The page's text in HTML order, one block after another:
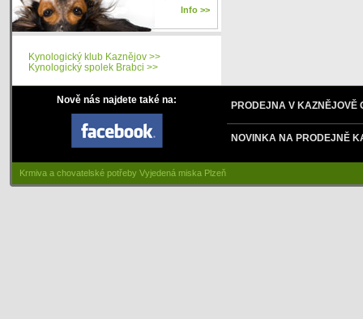
Info >>
Kynologický klub Kaznějov >>
Kynologický spolek Brabci >>
Nově nás najdete také na: PRODEJNA V KAZNĚJOVĚ
NOVINKA NA PRODEJNĚ
Krmiva a chovatelské potřeby Vyjedená miska Plzeň